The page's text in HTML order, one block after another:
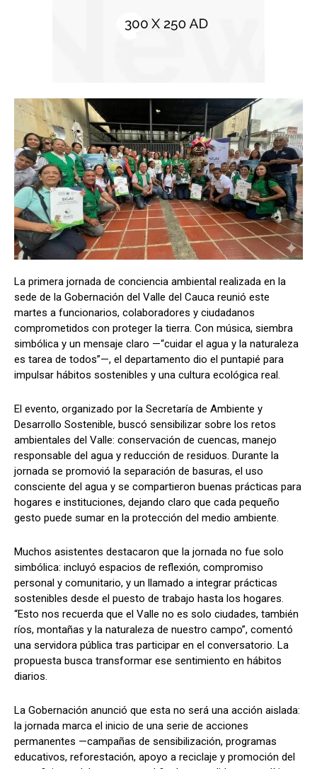
La primera jornada de conciencia ambiental realizada en la
sede de la Gobernación del Valle del Cauca reunió este
martes a funcionarios, colaboradores y ciudadanos
comprometidos con proteger la tierra. Con música, siembra
simbólica y un mensaje claro —“cuidar el agua y la naturaleza
es tarea de todos”—, el departamento dio el puntapié para
impulsar hábitos sostenibles y una cultura ecológica real.
El evento, organizado por la Secretaría de Ambiente y
Desarrollo Sostenible, buscó sensibilizar sobre los retos
ambientales del Valle: conservación de cuencas, manejo
responsable del agua y reducción de residuos. Durante la
jornada se promovió la separación de basuras, el uso
consciente del agua y se compartieron buenas prácticas para
hogares e instituciones, dejando claro que cada pequeño
gesto puede sumar en la protección del medio ambiente.
Muchos asistentes destacaron que la jornada no fue solo
simbólica: incluyó espacios de reflexión, compromiso
personal y comunitario, y un llamado a integrar prácticas
sostenibles desde el puesto de trabajo hasta los hogares.
“Esto nos recuerda que el Valle no es solo ciudades, también
ríos, montañas y la naturaleza de nuestro campo”, comentó
una servidora pública tras participar en el conversatorio. La
propuesta busca transformar ese sentimiento en hábitos
diarios.
La Gobernación anunció que esta no será una acción aislada:
la jornada marca el inicio de una serie de acciones
permanentes —campañas de sensibilización, programas
educativos, reforestación, apoyo a reciclaje y promoción del